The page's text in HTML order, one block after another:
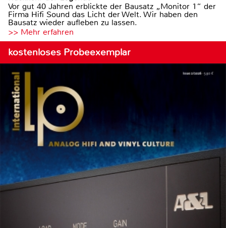
Vor gut 40 Jahren erblickte der Bausatz „Monitor 1“ der
Firma Hifi Sound das Licht der Welt. Wir haben den
Bausatz wieder aufleben zu lassen.
>> Mehr erfahren
kostenloses Probeexemplar